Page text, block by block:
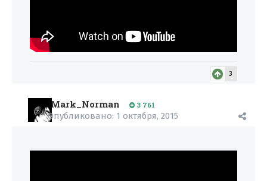
3
Mark_Norman 3 761
Опубликовано: 1 октября, 2015